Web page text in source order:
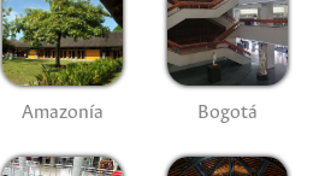
Amazonía Bogotá